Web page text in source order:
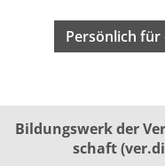
Persönlich für
Bildungswerk der
schaft